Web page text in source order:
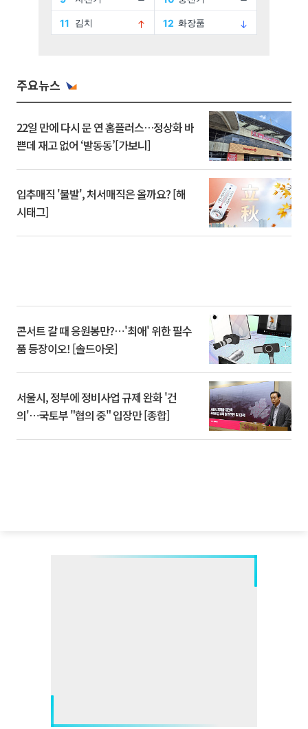
주요뉴스
22일 만에 다시 문 연 홈플러스…정상화 바
쁜데 재고 없어 ‘발동동’[가보니]
입추매직 '불발', 처서매직은 올까요? [해
시태그]
콘서트 갈 때 응원봉만?⋯'최애' 위한 필수
품 등장이오! [솔드아웃]
서울시, 정부에 정비사업 규제 완화 '건
의'⋯국토부 "협의 중" 입장만 [종합]